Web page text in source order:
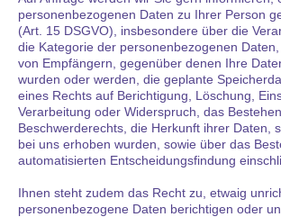
personenbezogenen Daten zu Ihrer Person
(Art. 15 DSGVO), insbesondere über die
die Kategorie der personenbezogenen
von Empfängern, gegenüber denen Ihre
wurden oder werden, die geplante
eines Rechts auf Berichtigung, Löschung,
Verarbeitung oder Widerspruch, das
Beschwerderechts, die Herkunft ihrer Daten,
bei uns erhoben wurden, sowie über das
automatisierten Entscheidungsfindung
Ihnen steht zudem das Recht zu, etwaig
personenbezogene Daten berichtigen oder